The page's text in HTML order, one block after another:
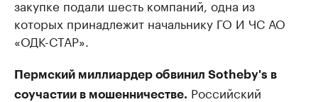
закупке подали шесть компаний, одна из
которых принадлежит начальнику ГО И ЧС АО
«ОДК-СТАР».
Пермский миллиардер обвинил Sotheby's в
соучастии в мошенничестве. Российский